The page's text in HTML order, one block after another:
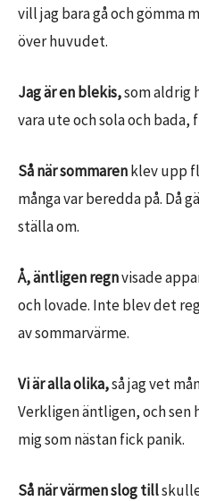
vill jag bara gå och gömma
över huvudet.
Jag är en blekis,som aldrig
vara ute och sola och bada,
Så när sommarenklev upp
många var beredda på. Då
ställa om.
Å, äntligen regnvisade
och lovade. Inte blev det
av sommarvärme.
Vi är alla olika,så jag vet
Verkligen äntligen, och sen
mig som nästan fick panik.
Så när värmen slog till